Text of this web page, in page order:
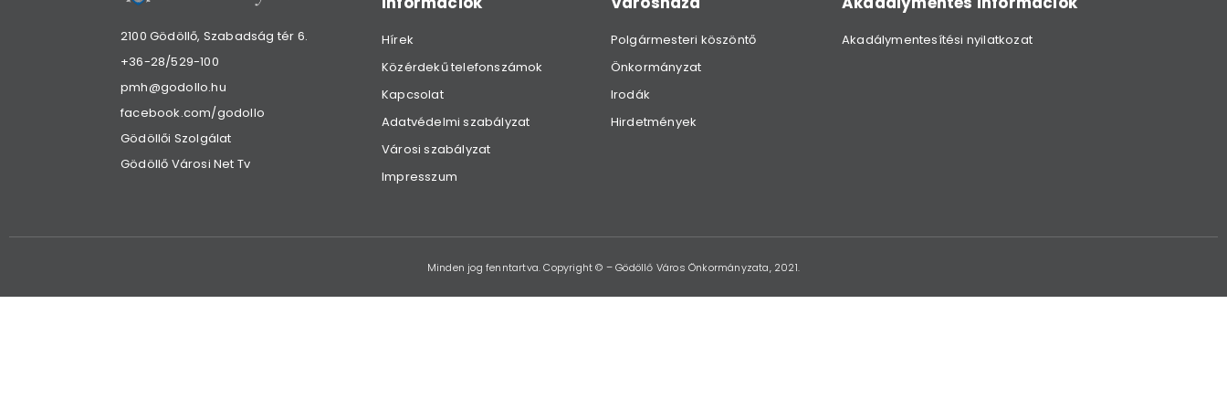
2100 Gödöllő, Szabadság tér 6.
+36-28/529-100
pmh@godollo.hu
facebook.com/godollo
Gödöllői Szolgálat
Gödöllő Városi Net Tv
Hírek
Közérdekű telefonszámok
Kapcsolat
Adatvédelmi szabályzat
Városi szabályzat
Impresszum
Polgármesteri köszöntő
Önkormányzat
Irodák
Hirdetmények
Akadálymentesítési nyilatkozat
Minden jog fenntartva. Copyright © – Gödöllő Város Önkormányzata, 2021.